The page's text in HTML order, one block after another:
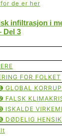
infiltrasjon i
Del 3
FOR FOLKET
GLOBAL
FALSK
ISKALDE
DØDELIG